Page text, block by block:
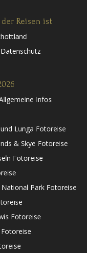
Reisen ist
Infos
Lunga Fotoreise
& Skye Fotoreise
Fotoreise
Park Fotoreise
Fotoreise